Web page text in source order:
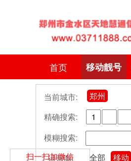
首页 移动靓号
当前城市:
郑州
精确搜索:
模糊搜索:
运营商:
全部 移动
扫一扫加微信